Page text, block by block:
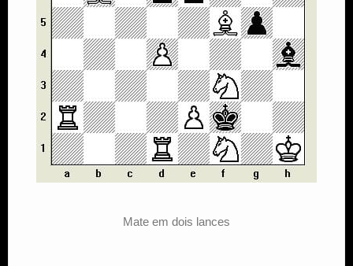
Mate em dois lances